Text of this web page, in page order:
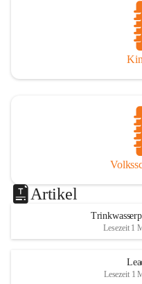
Artikel
Lesezeit 1
Lesezeit 1